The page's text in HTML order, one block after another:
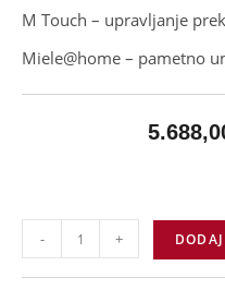
M Touch – upravljanje
Miele@home – pametno
- +